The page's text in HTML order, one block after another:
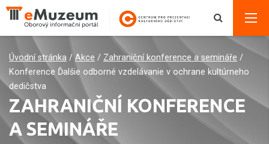
Úvodní stránka / Akce / Zahraniční konference a semináře /
Konference Ďalšie odborné vzdelávanie v ochrane kultúrneho
dedičstva
ZAHRANIČNÍ KONFERENCE
A SEMINÁŘE